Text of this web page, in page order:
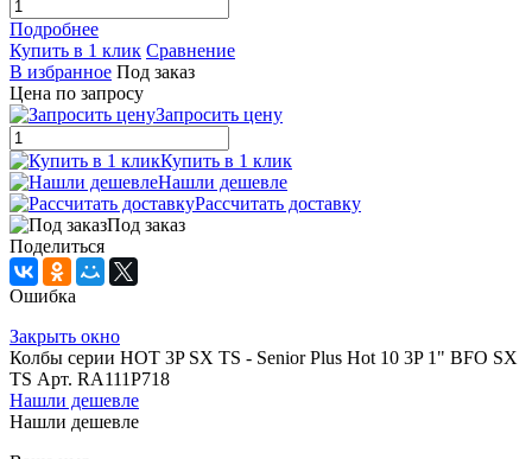
Подробнее
Купить в 1 клик Сравнение
В избранное Под заказ
Цена по запросу
Запросить цену
Купить в 1 клик
Нашли дешевле
Рассчитать доставку
Под заказ
Поделиться
Ошибка
Закрыть окно
Колбы серии HOT 3P SX TS - Senior Plus Hot 10 3P 1" BFO SX
TS Арт. RA111P718
Нашли дешевле
Нашли дешевле